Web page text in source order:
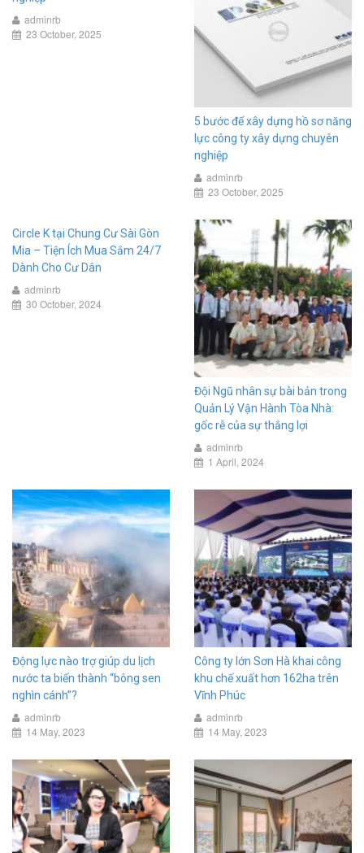
adminrb
23 October, 2025
5 bước để xây dựng hồ sơ năng
lực công ty xây dựng chuyên
nghiệp
adminrb
23 October, 2025
Circle K tại Chung Cư Sài Gòn
Mia – Tiện Ích Mua Sắm 24/7
Dành Cho Cư Dân
adminrb
30 October, 2024
Đội Ngũ nhân sự bài bản trong
Quản Lý Vận Hành Tòa Nhà:
gốc rễ của sự thắng lợi
adminrb
1 April, 2024
Động lực nào trợ giúp du lịch
nước ta biến thành “bông sen
nghìn cánh”?
adminrb
14 May, 2023
Công ty lớn Sơn Hà khai công
khu chế xuất hơn 162ha trên
Vĩnh Phúc
adminrb
14 May, 2023